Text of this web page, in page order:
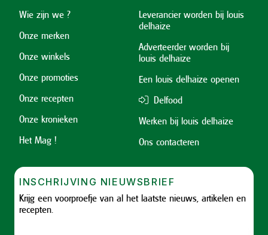
Wie zijn we ?
Onze merken
Onze winkels
Onze promoties
Onze recepten
Onze kronieken
Het Mag !
Leverancier worden bij louis
delhaize
Adverteerder worden bij
louis delhaize
Een louis delhaize openen
Delfood
Werken bij louis delhaize
Ons contacteren
INSCHRIJVING NIEUWSBRIEF
Krijg een voorproefje van al het laatste nieuws, artikelen en
recepten.